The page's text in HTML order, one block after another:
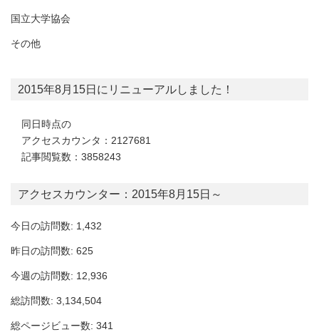
国立大学協会
その他
2015年8月15日にリニューアルしました！
同日時点の
アクセスカウンタ：2127681
記事閲覧数：3858243
アクセスカウンター：2015年8月15日～
今日の訪問数: 1,432
昨日の訪問数: 625
今週の訪問数: 12,936
総訪問数: 3,134,504
総ページビュー数: 341